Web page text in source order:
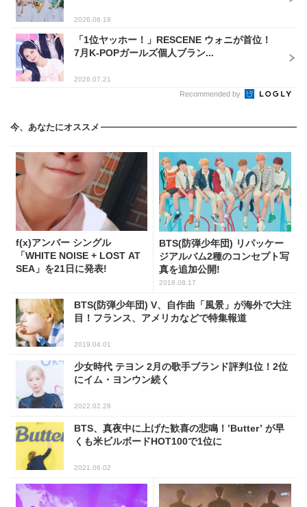
2026.06.18
「1位ヤッホー！」RESCENE ウォニが首位！
7月K-POPガールズ個人ブラン...
2026.07.21
Recommended by
今、あなたにオススメ
f(x)アンバー シングル
「WHITE NOISE + LOST AT
SEA」を21日に発表!
BTS(防弾少年団) リパッケー
ジアルバム2種のコンセプト写
真を追加公開!
2018.08.17
BTS(防弾少年団) V、自作曲「風景」が海外で大注
目！フランス、アメリカなどで特集報道
2019.04.01
少女時代 テヨン 2月の歌手ブランド評判1位！2位
にイム・ヨンウン続く
2022.02.28
BTS、真夜中に上げた歓喜の悲鳴！’Butter’ が早
くも米ビルボードHOT100で1位に
2021.06.02